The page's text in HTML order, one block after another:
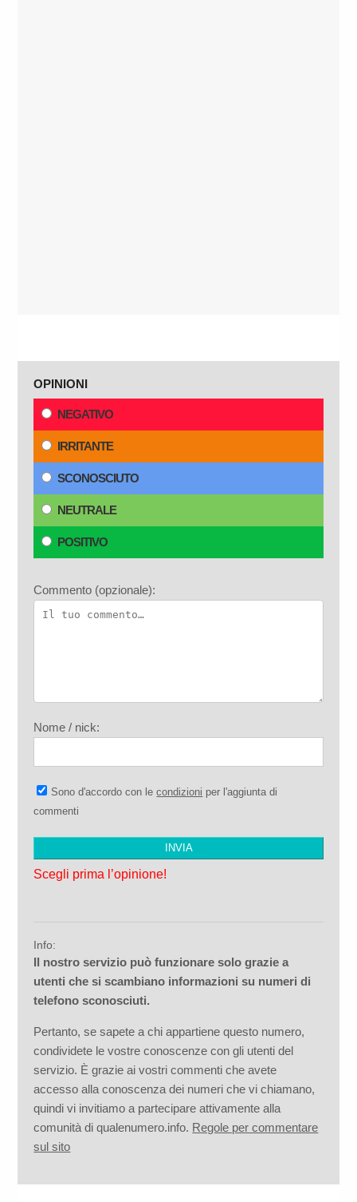
OPINIONI
NEGATIVO
IRRITANTE
SCONOSCIUTO
NEUTRALE
POSITIVO
Commento (opzionale):
Nome / nick:
Sono d'accordo con lecondizioni per l'aggiunta di
commenti
Scegli prima l’opinione!
Info:
Il nostro servizio può funzionare solo grazie a
utenti che si scambiano informazioni su numeri di
telefono sconosciuti.
Pertanto, se sapete a chi appartiene questo numero,
condividete le vostre conoscenze con gli utenti del
servizio. È grazie ai vostri commenti che avete
accesso alla conoscenza dei numeri che vi chiamano,
quindi vi invitiamo a partecipare attivamente alla
comunità di qualenumero.info. Regole per commentare
sul sito